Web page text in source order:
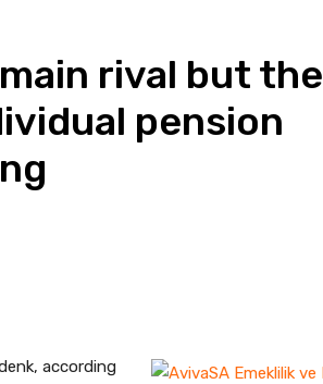
rival but the
pension
according